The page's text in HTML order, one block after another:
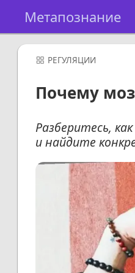
Метапознание
РЕГУЛЯЦИИ
Почему
Разберитесь,
и найдите